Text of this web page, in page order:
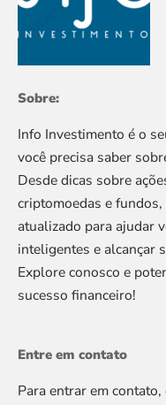
Sobre:
Info Investimento é o
você precisa saber
Desde dicas sobre
criptomoedas e
atualizado para ajudar
inteligentes e alcançar
Explore conosco e
sucesso financeiro!
Entre em contato
Para entrar em